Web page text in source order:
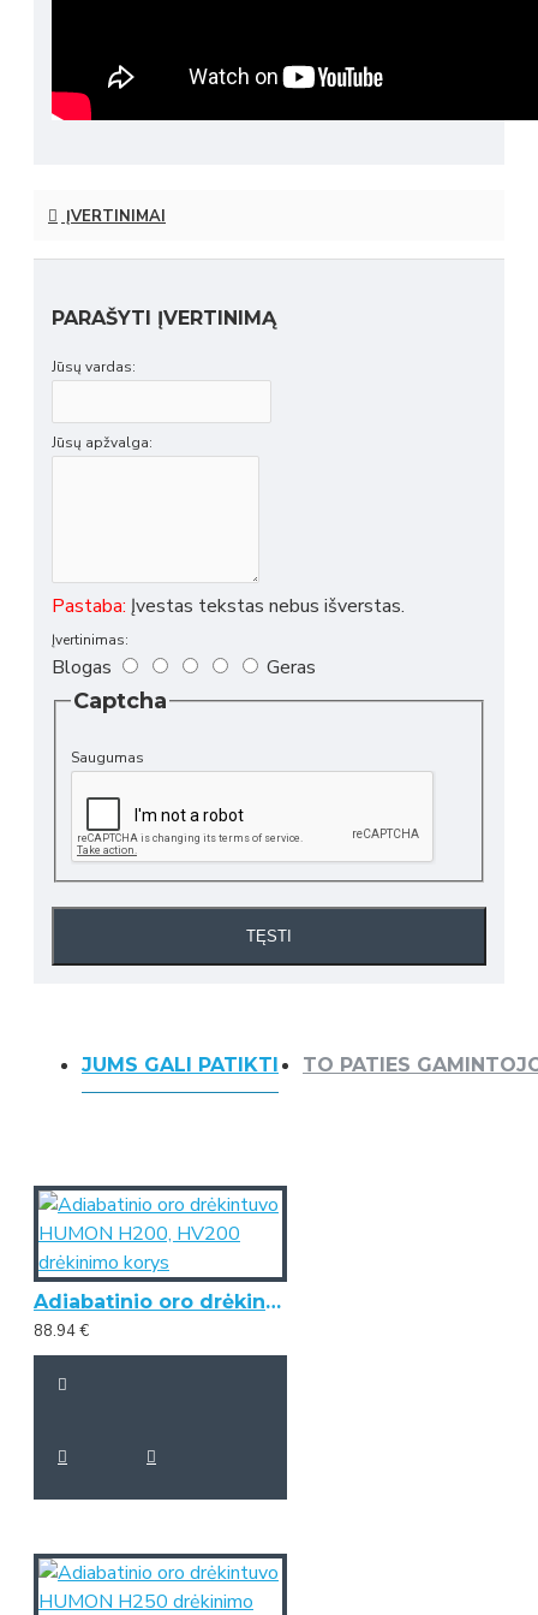
ĮVERTINIMAI
PARAŠYTI ĮVERTINIMĄ
Jūsų vardas:
Jūsų apžvalga:
Pastaba: Įvestas tekstas nebus išverstas.
Įvertinimas:
Blogas
Geras
Captcha
Saugumas
TĘSTI
JUMS GALI PATIKTI TO PATIES
Adiabatinio oro drėkintuvo HUMON H200, HV200 drėkinimo korys
88.94 €